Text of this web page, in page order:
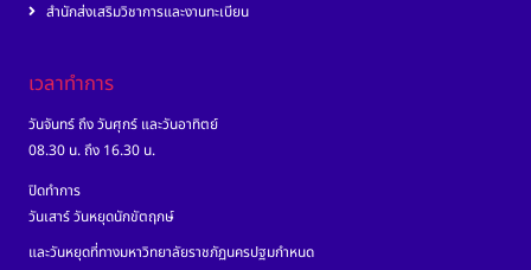
สำนักส่งเสริมวิชาการและงานทะเบียน
เวลาทำการ
วันจันทร์ ถึง วันศุกร์ และวันอาทิตย์
08.30 น. ถึง 16.30 น.
ปิดทำการ
วันเสาร์ วันหยุดนักขัตฤกษ์
และวันหยุดที่ทางมหาวิทยาลัยราชภัฏนครปฐมกำหนด